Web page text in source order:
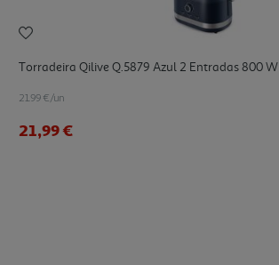
Torradeira Qilive Q.5879 Azul 2 Entradas 800 W
21.99 €/un
21,99 €